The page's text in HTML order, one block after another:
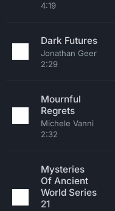
4:19
Dark Futures
Jonathan Geer
2:29
Mournful
Regrets
Michele Vanni
2:32
Mysteries
Of Ancient
World Series
21